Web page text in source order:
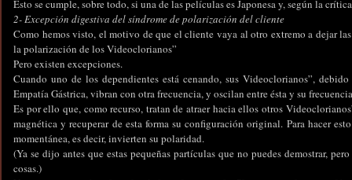
Esto se cumple, sobre todo, si una de las películas es Japonesa y, según la
2- Excepción digestiva del síndrome de polarización del cliente
Como hemos visto, el motivo de que el cliente vaya al otro extremo a dejar
la polarización de los Videoclorianos”
Pero existen excepciones.
Cuando uno de los dependientes está cenando, sus Videoclorianos”,
Empatía Gástrica, vibran con otra frecuencia, y oscilan entre ésta y su
Es por ello que, como recurso, tratan de atraer hacia ellos otros
magnética y recuperar de esta forma su configuración original. Para hacer
momentánea, es decir, invierten su polaridad.
(Ya se dijo antes que estas pequeñas partículas que no puedes demostrar,
cosas.)